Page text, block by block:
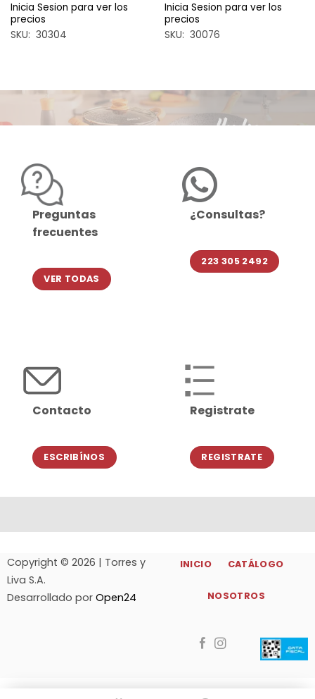
Inicia Sesion para ver los
precios
SKU: 30304
Inicia Sesion para ver los
precios
SKU: 30076
Preguntas
frecuentes
VER TODAS
¿Consultas?
223 305 2492
Contacto
ESCRIBÍNOS
Registrate
REGISTRATE
Copyright © 2026 | Torres y
Liva S.A.
Desarrollado por Open24
INICIO CATÁLOGO
NOSOTROS